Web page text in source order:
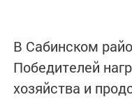
В Сабинском
Победителей
хозяйства и